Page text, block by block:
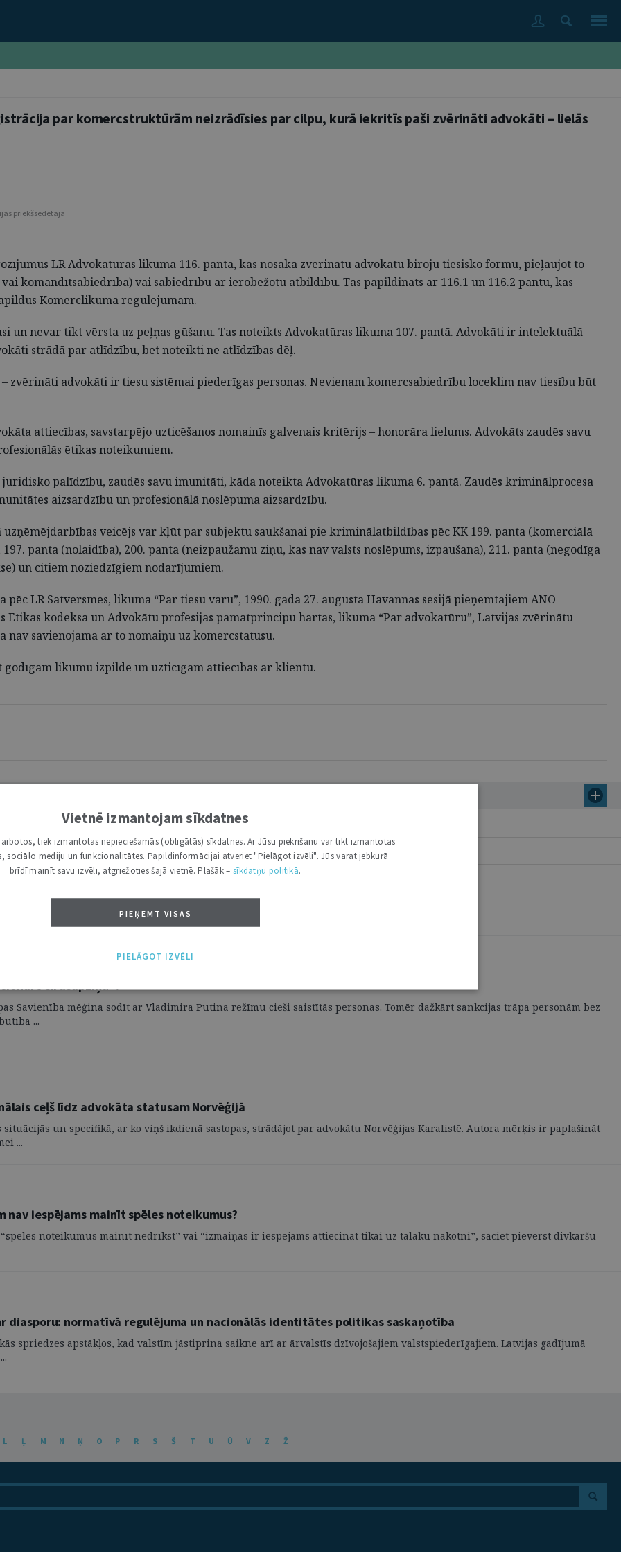
par komercstruktūrām neizrādīsies par cilpu, kurā iekritīs paši zvērināti advokāti – lielās
priekšsēdētāja
LR Advokatūras likuma 116. pantā, kas nosaka zvērinātu advokātu biroju tiesisko formu, pieļaujot to
komandītsabiedrība) vai sabiedrību ar ierobežotu atbildību. Tas papildināts ar 116.1 un 116.2 pantu, kas
Komerclikuma regulējumam.
un nevar tikt vērsta uz peļņas gūšanu. Tas noteikts Advokatūras likuma 107. pantā. Advokāti ir intelektuālā
strādā par atlīdzību, bet noteikti ne atlīdzības dēļ.
zvērināti advokāti ir tiesu sistēmai piederīgas personas. Nevienam komercsabiedrību loceklim nav tiesību būt
attiecības, savstarpējo uzticēšanos nomainīs galvenais kritērijs – honorāra lielums. Advokāts zaudēs savu
ētikas noteikumiem.
palīdzību, zaudēs savu imunitāti, kāda noteikta Advokatūras likuma 6. pantā. Zaudēs kriminālprocesa
aizsardzību un profesionālā noslēpuma aizsardzību.
veicējs var kļūt par subjektu saukšanai pie kriminālatbildības pēc KK 199. panta (komerciālā
panta (nolaidība), 200. panta (neizpaužamu ziņu, kas nav valsts noslēpums, izpaušana), 211. panta (negodīga
un citiem noziedzīgiem nodarījumiem.
LR Satversmes, likuma “Par tiesu varu”, 1990. gada 27. augusta Havannas sesijā pieņemtajiem ANO
kodeksa un Advokātu profesijas pamatprincipu hartas, likuma “Par advokatūru”, Latvijas zvērinātu
nav savienojama ar to nomaiņu uz komercstatusu.
likumu izpildē un uzticīgam attiecībās ar klientu.
transformācijas kontekstā
sirdsapziņu”?
Savienība mēģina sodīt ar Vladimira Putina režīmu cieši saistītās personas. Tomēr dažkārt sankcijas trāpa personām bez
...
ceļš līdz advokāta statusam Norvēģijā
un specifikā, ar ko viņš ikdienā sastopas, strādājot par advokātu Norvēģijas Karalistē. Autora mērķis ir paplašināt
...
nav iespējams mainīt spēles noteikumus?
noteikumus mainīt nedrīkst” vai “izmaiņas ir iespējams attiecināt tikai uz tālāku nākotni”, sāciet pievērst divkāršu
normatīvā regulējuma un nacionālās identitātes politikas saskaņotība
spriedzes apstākļos, kad valstīm jāstiprina saikne arī ar ārvalstīs dzīvojošajiem valstspiederīgajiem. Latvijas gadījumā
L Ļ M N Ņ O P R S Š T U Ū V Z Ž
Vietnē izmantojam sīkdatnes
tiek izmantotas nepieciešamās (obligātās) sīkdatnes. Ar Jūsu piekrišanu var tikt izmantotas
sociālo mediju un funkcionalitātes. Papildinformācijai atveriet "Pielāgot izvēli". Jūs varat jebkurā
brīdī mainīt savu izvēli, atgriežoties šajā vietnē. Plašāk – sīkdatņu politikā.
PIEŅEMT VISAS
PIELĀGOT IZVĒLI